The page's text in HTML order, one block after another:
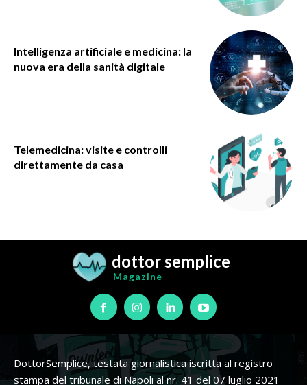
Intelligenza artificiale e medicina: la
nuova era della sanità digitale
Telemedicina: visite e controlli
direttamente da casa
dottor semplice
Magazine
DottorSemplice, testata giornalistica iscritta al registro
stampa del tribunale di Napoli al nr. 41 del 07 luglio 2021